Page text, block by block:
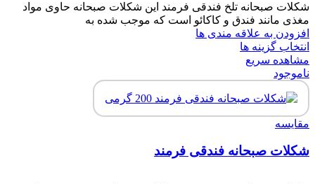
شکلات صبحانه تلخ فندقی فرمند این شکلات صبحانه حاوی مواد
مغذی مانند فندق و کاکائو است که موجب شده به
افزودن به علاقه مندی ها
انتخاب گزینه ها
مشاهده سریع
ناموجود
مقایسه
شکلات صبحانه فندقی فرمند